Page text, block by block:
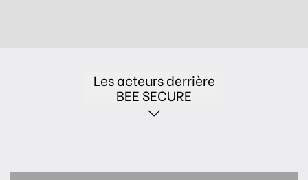
Les acteurs derrière
BEE SECURE